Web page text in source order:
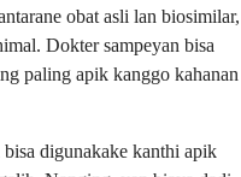
obat asli lan biosimilar,
Dokter sampeyan bisa
paling apik kanggo kahanan
digunakake kanthi apik